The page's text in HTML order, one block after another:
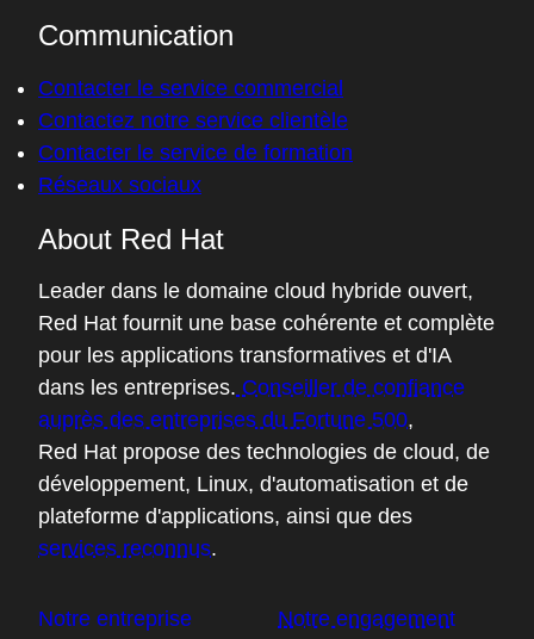
Communication
Contacter le service commercial
Contactez notre service clientèle
Contacter le service de formation
Réseaux sociaux
About Red Hat
Leader dans le domaine cloud hybride ouvert,
Red Hat fournit une base cohérente et complète
pour les applications transformatives et d'IA
dans les entreprises. Conseiller de confiance
auprès des entreprises du Fortune 500,
Red Hat propose des technologies de cloud, de
développement, Linux, d'automatisation et de
plateforme d'applications, ainsi que des
services reconnus.
Notre entreprise
Notre engagement